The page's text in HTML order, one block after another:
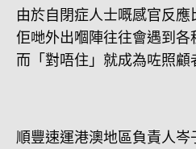
由於自閉症人士嘅感官反
佢哋外出嗰陣往往會遇到各
而「對唔住」就成為咗照顧
順豐速運港澳地區負責人